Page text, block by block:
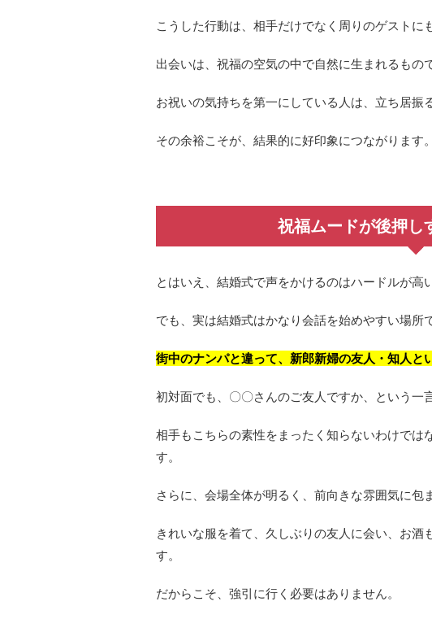
こうした行動は、相手だけでなく周りのゲストに
出会いは、祝福の空気の中で自然に生まれるもので
お祝いの気持ちを第一にしている人は、立ち居振
その余裕こそが、結果的に好印象につながります。
祝福ムードが後押し
とはいえ、結婚式で声をかけるのはハードルが高
でも、実は結婚式はかなり会話を始めやすい場所で
街中のナンパと違って、新郎新婦の友人・知人と
初対面でも、〇〇さんのご友人ですか、という一
相手もこちらの素性をまったく知らないわけでは
す。
さらに、会場全体が明るく、前向きな雰囲気に包
きれいな服を着て、久しぶりの友人に会い、お
す。
だからこそ、強引に行く必要はありません。